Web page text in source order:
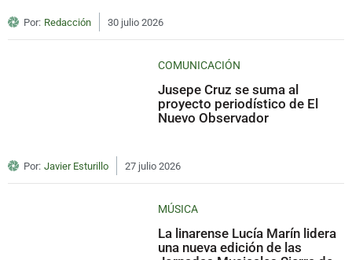
Por: Redacción 30 julio 2026
COMUNICACIÓN
Jusepe Cruz se suma al
proyecto periodístico de El
Nuevo Observador
Por: Javier Esturillo 27 julio 2026
MÚSICA
La linarense Lucía Marín lidera
una nueva edición de las